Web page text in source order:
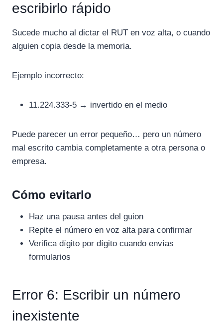
escribirlo rápido
Sucede mucho al dictar el RUT en voz alta, o cuando
alguien copia desde la memoria.
Ejemplo incorrecto:
11.224.333-5 → invertido en el medio
Puede parecer un error pequeño… pero un número
mal escrito cambia completamente a otra persona o
empresa.
Cómo evitarlo
Haz una pausa antes del guion
Repite el número en voz alta para confirmar
Verifica dígito por dígito cuando envías
formularios
Error 6: Escribir un número
inexistente